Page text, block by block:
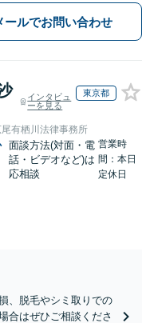
ールでお問い合わせ
インタビュ
ーを見る
東京都
有栖川法律事務所
面談方法(対面・電
話・ビデオなど)は
応相談
営業時
間：本日
定休日
、脱毛やシミ取りでの
合はぜひご相談くださ